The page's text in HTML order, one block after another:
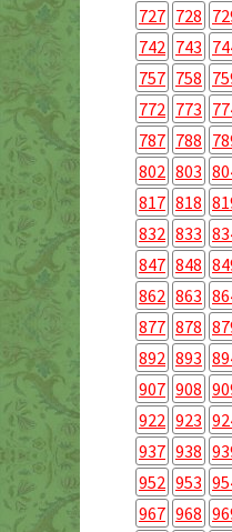
727 728
742 743
757 758
772 773
787 788
802 803
817 818
832 833
847 848
862 863
877 878
892 893
907 908
922 923
937 938
952 953
967 968